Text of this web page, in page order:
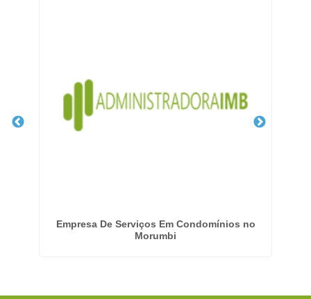
Empresa De Serviços Em Condomínios no
Morumbi